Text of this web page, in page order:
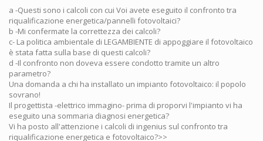
a -Questi sono i calcoli con cui Voi avete eseguito il confronto tra
riqualificazione energetica/pannelli fotovoltaici?
b -Mi confermate la correttezza dei calcoli?
c- La politica ambientale di LEGAMBIENTE di appoggiare il fotovoltaico
è stata fatta sulla base di questi calcoli?
d -Il confronto non doveva essere condotto tramite un altro
parametro?
Una domanda a chi ha installato un impianto fotovoltaico: il popolo
sovrano!
Il progettista -elettrico immagino- prima di proporvi l'impianto vi ha
eseguito una sommaria diagnosi energetica?
Vi ha posto all'attenzione i calcoli di ingenius sul confronto tra
riqualificazione energetica e fotovoltaico?>>